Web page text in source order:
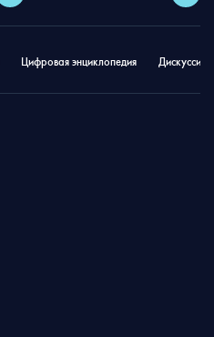
Цифровая энциклопедия